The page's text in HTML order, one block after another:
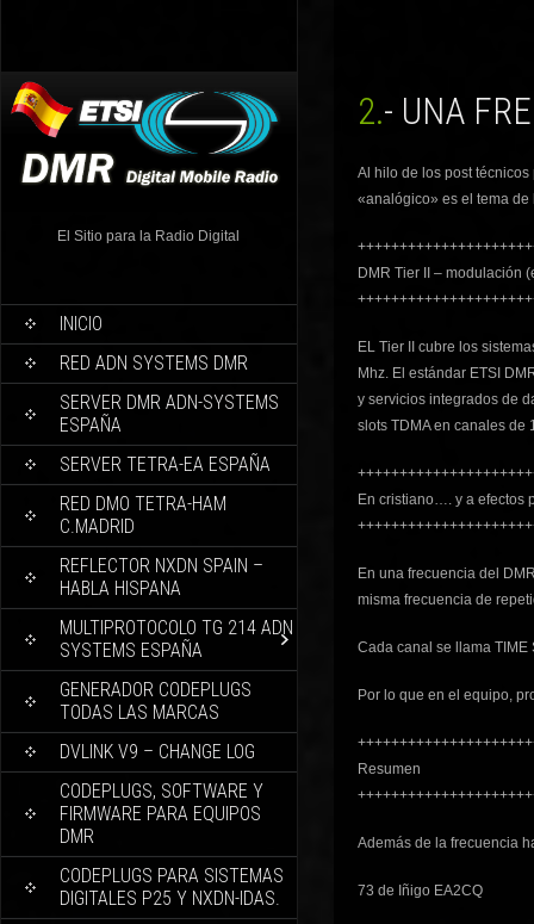
El Sitio para la Radio Digital
INICIO
RED ADN SYSTEMS DMR
SERVER DMR ADN-SYSTEMS
ESPAÑA
SERVER TETRA-EA ESPAÑA
RED DMO TETRA-HAM
C.MADRID
REFLECTOR NXDN SPAIN –
HABLA HISPANA
MULTIPROTOCOLO TG 214 ADN
SYSTEMS ESPAÑA
GENERADOR CODEPLUGS
TODAS LAS MARCAS
DVLINK V9 – CHANGE LOG
CODEPLUGS, SOFTWARE Y
FIRMWARE PARA EQUIPOS
DMR
CODEPLUGS PARA SISTEMAS
DIGITALES P25 Y NXDN-IDAS.
2.- UNA
Al hilo de los post
«analógico» es el tema de
DMR Tier II – modulación
EL Tier II cubre los
Mhz. El estándar ETSI
y servicios integrados de
slots TDMA en canales de
En cristiano…. y a efectos
En una frecuencia del
misma frecuencia de
Cada canal se llama TIME
Por lo que en el equipo,
Resumen
Además de la frecuencia
73 de Iñigo EA2CQ